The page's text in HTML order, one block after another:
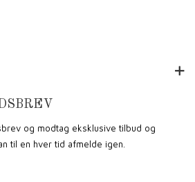
og modtag eksklusive tilbud og
til en hver tid afmelde igen.